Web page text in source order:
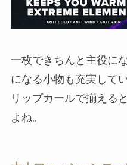
一枚できちんと主役に
になる小物も充実して
リップカールで揃える
よね。